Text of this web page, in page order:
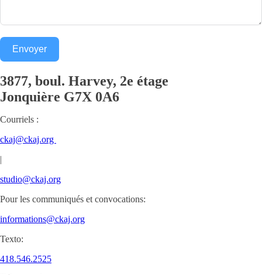
Envoyer
3877, boul. Harvey, 2e étage
Jonquière G7X 0A6
Courriels :
ckaj@ckaj.org
|
studio@ckaj.org
Pour les communiqués et convocations:
informations@ckaj.org
Texto:
418.546.2525